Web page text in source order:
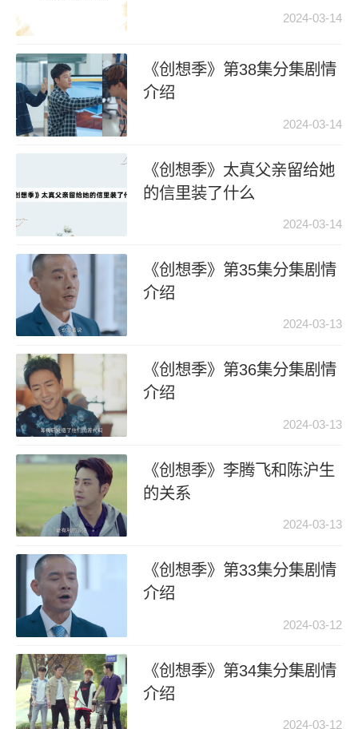
2024-03-14
《创想季》第38集分集剧情
介绍
2024-03-14
《创想季》太真父亲留给她
的信里装了什么
2024-03-14
《创想季》第35集分集剧情
介绍
2024-03-13
《创想季》第36集分集剧情
介绍
2024-03-13
《创想季》李腾飞和陈沪生
的关系
2024-03-13
《创想季》第33集分集剧情
介绍
2024-03-12
《创想季》第34集分集剧情
介绍
2024-03-12